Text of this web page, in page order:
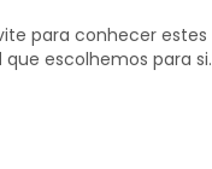
para conhecer estes
que escolhemos para si.